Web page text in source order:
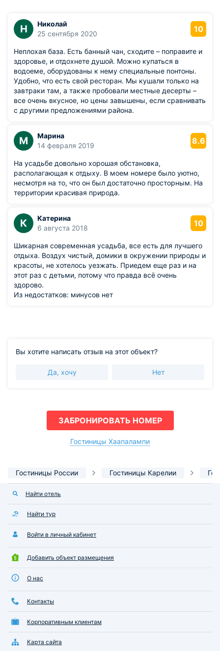
Н
Николай
25 сентября 2020
10
Неплохая база. Есть банный чан, сходите – поправите и
здоровье, и отдохнете душой. Можно купаться в
водоеме, оборудованы к нему специальные понтоны.
Удобно, что есть свой ресторан. Мы кушали только на
завтраки там, а также пробовали местные десерты –
все очень вкусное, но цены завышены, если сравнивать
с другими предложениями района.
М
Марина
14 февраля 2019
8.6
На усадьбе довольно хорошая обстановка,
располагающая к отдыху. В моем номере было уютно,
несмотря на то, что он был достаточно просторным. На
территории красивая природа.
К
Катерина
6 августа 2018
10
Шикарная современная усадьба, все есть для лучшего
отдыха. Воздух чистый, домики в окружении природы и
красоты, не хотелось уезжать. Приедем еще раз и на
этот раз с детьми, потому что правда всё очень
здорово.
Из недостатков: минусов нет
Вы хотите написать отзыв на этот объект?
Да, хочу Нет
ЗАБРОНИРОВАТЬ НОМЕР
Гостиницы Хаапалампи
Гостиницы России Гостиницы Карелии
Найти отель
Найти тур
Войти в личный кабинет
Добавить объект размещения
О нас
Контакты
Корпоративным клиентам
Карта сайта